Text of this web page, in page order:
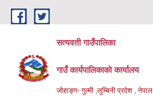
Skip to main content
सत्यवती गाउँपालिका
गाउँ कार्यपालिकाकाे कार्यालय
जाेहाङ्ग- गुल्मी ,लुम्बिनी प्रदेश , नेपाल